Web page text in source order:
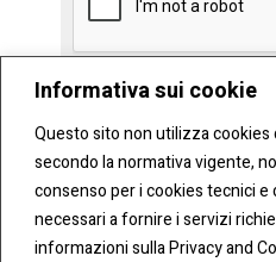
Informativa sui cookie
Questo sito non utilizza cookies
secondo la normativa vigente,
consenso per i cookies tecnici e
necessari a fornire i servizi
informazioni sulla Privacy and